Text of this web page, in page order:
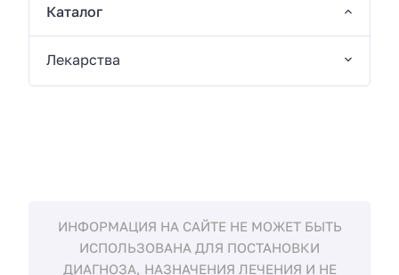
Каталог
Лекарства
ИНФОРМАЦИЯ НА САЙТЕ НЕ МОЖЕТ БЫТЬ
ИСПОЛЬЗОВАНА ДЛЯ ПОСТАНОВКИ
ДИАГНОЗА, НАЗНАЧЕНИЯ ЛЕЧЕНИЯ И НЕ